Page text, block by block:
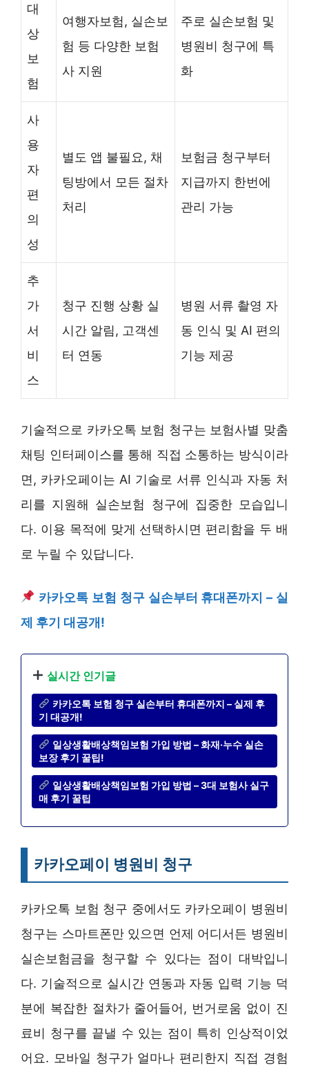
대
상
보
험
여행자보험, 실손보
험 등 다양한 보험
사 지원
주로 실손보험 및
병원비 청구에 특
화
사
용
자
편
의
성
별도 앱 불필요, 채
팅방에서 모든 절차
처리
보험금 청구부터
지급까지 한번에
관리 가능
추
가
서
비
스
청구 진행 상황 실
시간 알림, 고객센
터 연동
병원 서류 촬영 자
동 인식 및 AI 편의
기능 제공
기술적으로 카카오톡 보험 청구는 보험사별 맞춤
채팅 인터페이스를 통해 직접 소통하는 방식이라
면, 카카오페이는 AI 기술로 서류 인식과 자동 처
리를 지원해 실손보험 청구에 집중한 모습입니
다. 이용 목적에 맞게 선택하시면 편리함을 두 배
로 누릴 수 있답니다.
카카오톡 보험 청구 실손부터 휴대폰까지 – 실
제 후기 대공개!
실시간 인기글
카카오톡 보험 청구 실손부터 휴대폰까지 – 실제 후
기 대공개!
일상생활배상책임보험 가입 방법 – 화재·누수 실손
보장 후기 꿀팁!
일상생활배상책임보험 가입 방법 – 3대 보험사 실구
매 후기 꿀팁
카카오페이 병원비 청구
카카오톡 보험 청구 중에서도 카카오페이 병원비
청구는 스마트폰만 있으면 언제 어디서든 병원비
실손보험금을 청구할 수 있다는 점이 대박입니
다. 기술적으로 실시간 연동과 자동 입력 기능 덕
분에 복잡한 절차가 줄어들어, 번거로움 없이 진
료비 청구를 끝낼 수 있는 점이 특히 인상적이었
어요. 모바일 청구가 얼마나 편리한지 직접 경험